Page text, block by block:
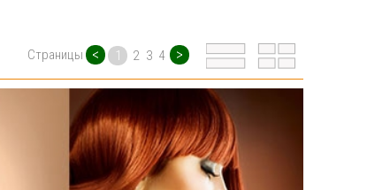
Страницы < 1 2 3 4 >